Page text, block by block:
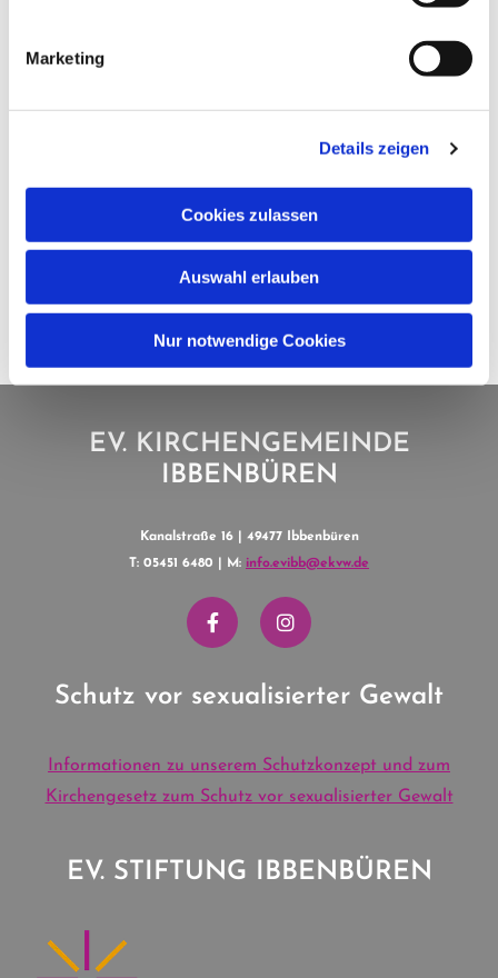
Marketing
Details zeigen
Cookies zulassen
Auswahl erlauben
Nur notwendige Cookies
EV. KIRCHENGEMEINDE
IBBENBÜREN
Kanalstraße 16 | 49477 Ibbenbüren
T: 05451 6480 | M: info.evibb@ekvw.de
Schutz vor sexualisierter Gewalt
Informationen zu unserem Schutzkonzept und zum
Kirchengesetz zum Schutz vor sexualisierter Gewalt
EV. STIFTUNG IBBENBÜREN